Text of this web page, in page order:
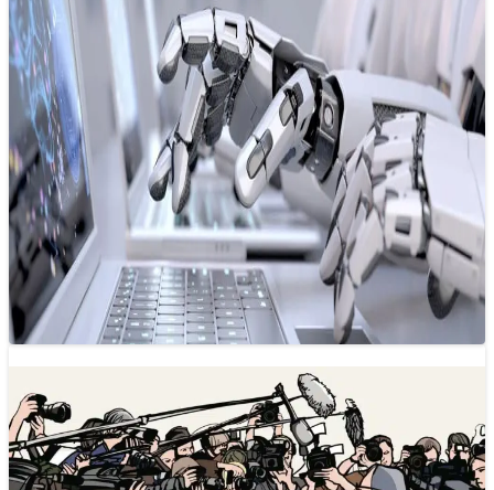
Xu hướng báo chí 2025: AI trở thành
cánh tay đắc lực của báo chí?
31/12/2024 13:06
Năm 2025 có thể là khởi đầu của một kỷ nguyên mới, nơi
AI không chỉ là công cụ hỗ trợ mà còn…